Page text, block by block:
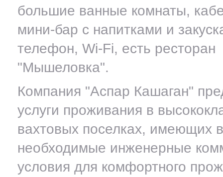
большие ванные комнаты,
мини-бар с напитками и
телефон, Wi-Fi, есть ресторан
"Мышеловка".
Компания "Аспар Кашаган"
услуги проживания в
вахтовых поселках, имеющих
необходимые инженерные
условия для комфортного